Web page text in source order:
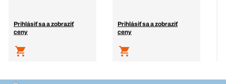
Prihlásiť sa a zobraziť
ceny
Prihlásiť sa a zobraziť
ceny